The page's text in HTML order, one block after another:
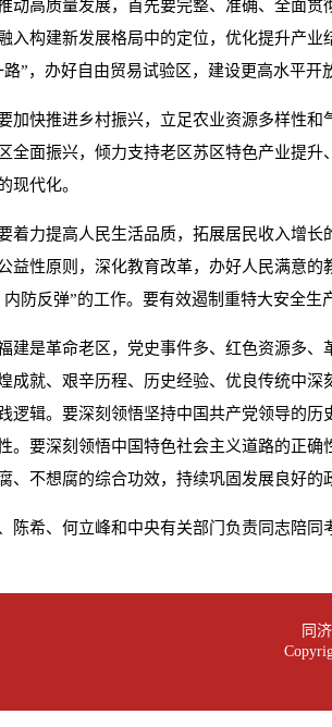
动高质量发展，首先要完整、准确、全面
入构建新发展格局中的定位，优化提升产
路”，办好自由贸易试验区，建设更高水平
加快推进乡村振兴，立足农业资源多样性
全面振兴，倾力支持老区苏区特色产业提
现代化。
着力提高人民生活品质，拓展居民收入增
益性原则，深化教育改革，办好人民满意
防反弹”的工作。要有效遏制重特大安全生
建是革命老区，党史事件多、红色资源多
成就、艰辛历程、历史经验、优良传统中
逻辑。要深刻领悟坚持中国共产党领导的
。要深刻领悟中国特色社会主义道路的正
、不想腐的综合功效，持续巩固发展良好的
陈希、何立峰和中央有关部门负责同志陪同
同